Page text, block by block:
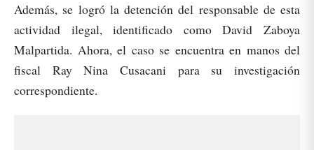
Además, se logró la detención del responsable de esta
actividad ilegal, identificado como David Zaboya
Malpartida. Ahora, el caso se encuentra en manos del
fiscal Ray Nina Cusacani para su investigación
correspondiente.